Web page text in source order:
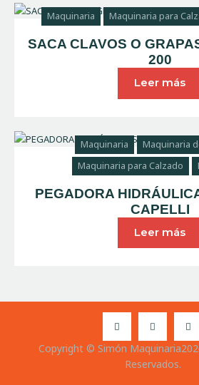
Maquinaria Maquinaria para
SACA CLAVOS O
200
Leer más
Maquinaria
Maquinaria
Maquinaria para Calzado
PEGADORA
CAPELLI
Leer más
Copyright © Simón
Reservados.